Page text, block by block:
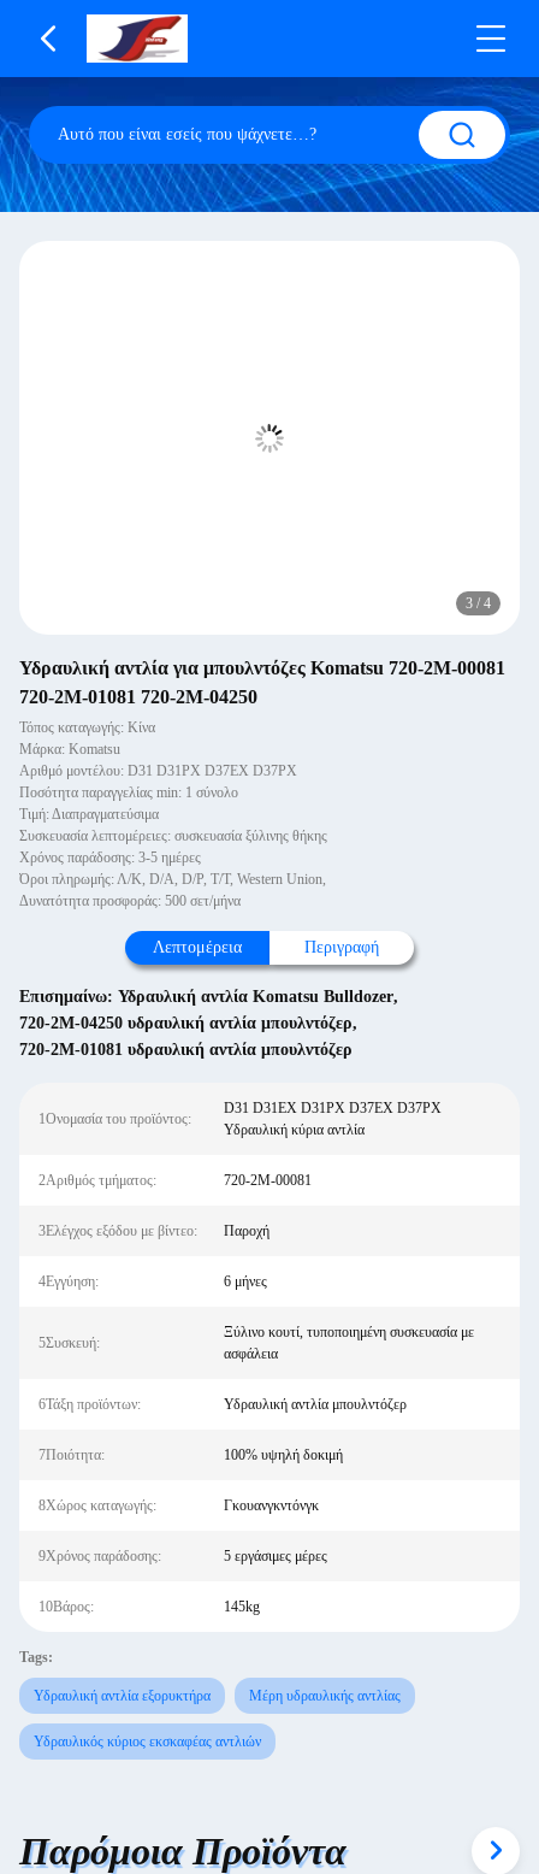
3 / 4
Υδραυλική αντλία για μπουλντόζες Komatsu 720-2M-00081
720-2M-01081 720-2M-04250
Τόπος καταγωγής: Κίνα
Μάρκα: Komatsu
Αριθμό μοντέλου: D31 D31PX D37EX D37PX
Ποσότητα παραγγελίας min: 1 σύνολο
Τιμή: Διαπραγματεύσιμα
Συσκευασία λεπτομέρειες: συσκευασία ξύλινης θήκης
Χρόνος παράδοσης: 3-5 ημέρες
Όροι πληρωμής: Λ/Κ, D/A, D/P, T/T, Western Union,
Δυνατότητα προσφοράς: 500 σετ/μήνα
Λεπτομέρεια Περιγραφή
Επισημαίνω: Υδραυλική αντλία Komatsu Bulldozer,
720-2M-04250 υδραυλική αντλία μπουλντόζερ,
720-2M-01081 υδραυλική αντλία μπουλντόζερ
1Ονομασία του προϊόντος:
D31 D31EX D31PX D37EX D37PX
Υδραυλική κύρια αντλία
2Αριθμός τμήματος: 720-2M-00081
3Ελέγχος εξόδου με βίντεο: Παροχή
4Εγγύηση: 6 μήνες
5Συσκευή:
Ξύλινο κουτί, τυποποιημένη συσκευασία με
ασφάλεια
6Τάξη προϊόντων: Υδραυλική αντλία μπουλντόζερ
7Ποιότητα: 100% υψηλή δοκιμή
8Χώρος καταγωγής: Γκουανγκντόνγκ
9Χρόνος παράδοσης: 5 εργάσιμες μέρες
10Βάρος: 145kg
Tags:
Υδραυλική αντλία εξορυκτήρα Μέρη υδραυλικής αντλίας
Υδραυλικός κύριος εκσκαφέας αντλιών
Παρόμοια Προϊόντα